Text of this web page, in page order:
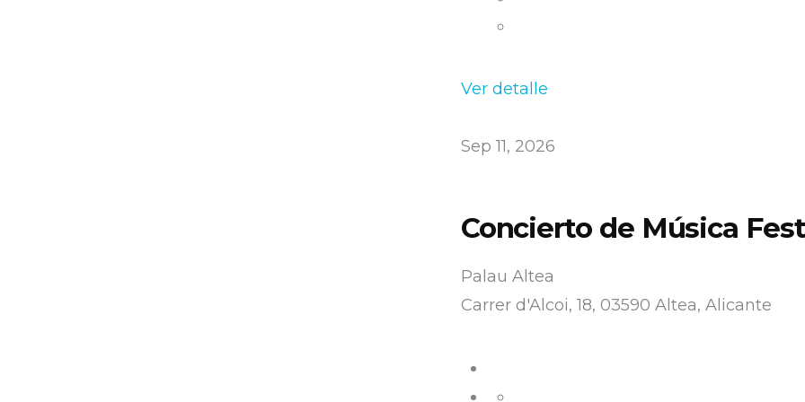
Ver detalle
Sep 11, 2026
Concierto de Música
Palau Altea
Carrer d'Alcoi, 18, 03590 Altea, Alicante